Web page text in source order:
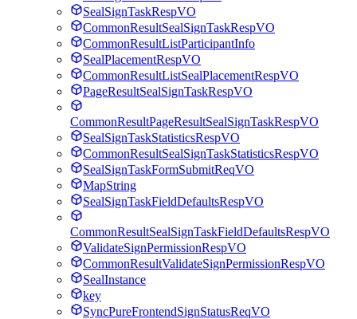
SealSignTaskRespVO
CommonResultSealSignTaskRespVO
CommonResultListParticipantInfo
SealPlacementRespVO
CommonResultListSealPlacementRespVO
PageResultSealSignTaskRespVO
CommonResultPageResultSealSignTaskRespVO
SealSignTaskStatisticsRespVO
CommonResultSealSignTaskStatisticsRespVO
SealSignTaskFormSubmitReqVO
MapString
SealSignTaskFieldDefaultsRespVO
CommonResultSealSignTaskFieldDefaultsRespVO
ValidateSignPermissionRespVO
CommonResultValidateSignPermissionRespVO
SealInstance
key
SyncPureFrontendSignStatusReqVO